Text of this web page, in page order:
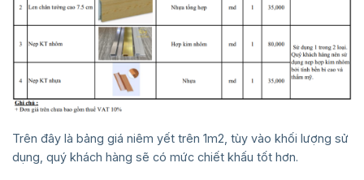
Trên đây là bảng giá niêm yết trên 1m2, tùy vào khối lượng sử
dụng, quý khách hàng sẽ có mức chiết khấu tốt hơn.